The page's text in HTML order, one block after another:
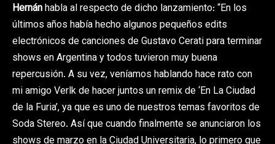
Hernánhabla al respecto de dicho lanzamiento: “En los
últimos años había hecho algunos pequeños edits
electrónicos de canciones de Gustavo Cerati para terminar
shows en Argentina y todos tuvieron muy buena
repercusión. A su vez, veníamos hablando hace rato con
mi amigo Verlk de hacer juntos un remix de ‘En La Ciudad
de la Furia’, ya que es uno de nuestros temas favoritos de
Soda Stereo. Así que cuando finalmente se anunciaron los